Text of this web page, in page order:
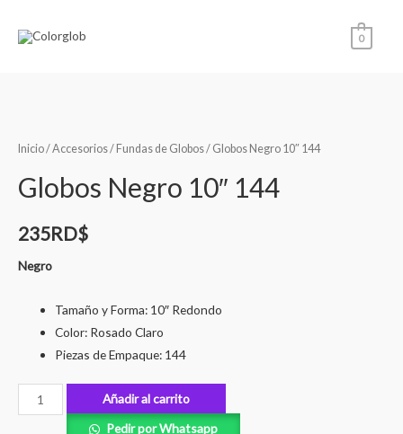
0
Inicio/Accesorios/ Fundas de Globos/ Globos Negro 10″ 144
Globos Negro 10″ 144
235RD$
Negro
Tamaño y Forma: 10″ Redondo
Color: Rosado Claro
Piezas de Empaque: 144
Añadir al carrito
Pedir por Whatsapp